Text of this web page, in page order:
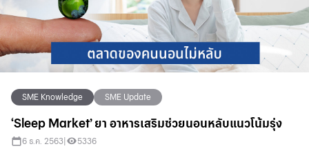
SME Knowledge SME Update
‘Sleep Market’ ยา อาหารเสริมช่วยนอนหลับแนวโน้มรุ่ง
6 ธ.ค. 2563 5336